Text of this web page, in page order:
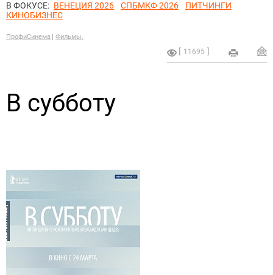
В ФОКУСЕ: ВЕНЕЦИЯ 2026 СПБМКФ 2026
ПИТЧИНГИ
КИНОБИЗНЕС
ПрофиСинема Фильмы.
11695
В субботу